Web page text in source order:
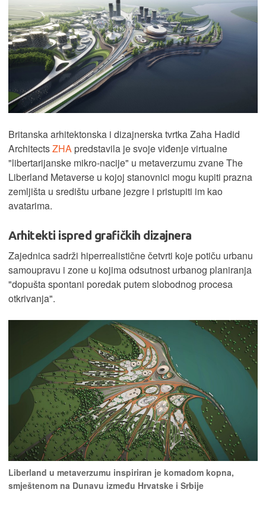
Britanska arhitektonska i dizajnerska tvrtka Zaha Hadid
ArchitectsZHA predstavila je svoje viđenje virtualne
"libertarijanske mikro-nacije" u metaverzumu zvane The
Liberland Metaverse u kojoj stanovnici mogu kupiti prazna
zemljišta u središtu urbane jezgre i pristupiti im kao
avatarima.
Arhitekti ispred grafičkih dizajnera
Zajednica sadrži hiperrealistične četvrti koje potiču urbanu
samoupravu i zone u kojima odsutnost urbanog planiranja
"dopušta spontani poredak putem slobodnog procesa
otkrivanja".
Liberland u metaverzumu inspiriran je komadom kopna,
smještenom na Dunavu između Hrvatske i Srbije